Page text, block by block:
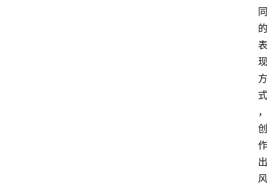
同
的
表
现
方
式
，
创
作
出
风